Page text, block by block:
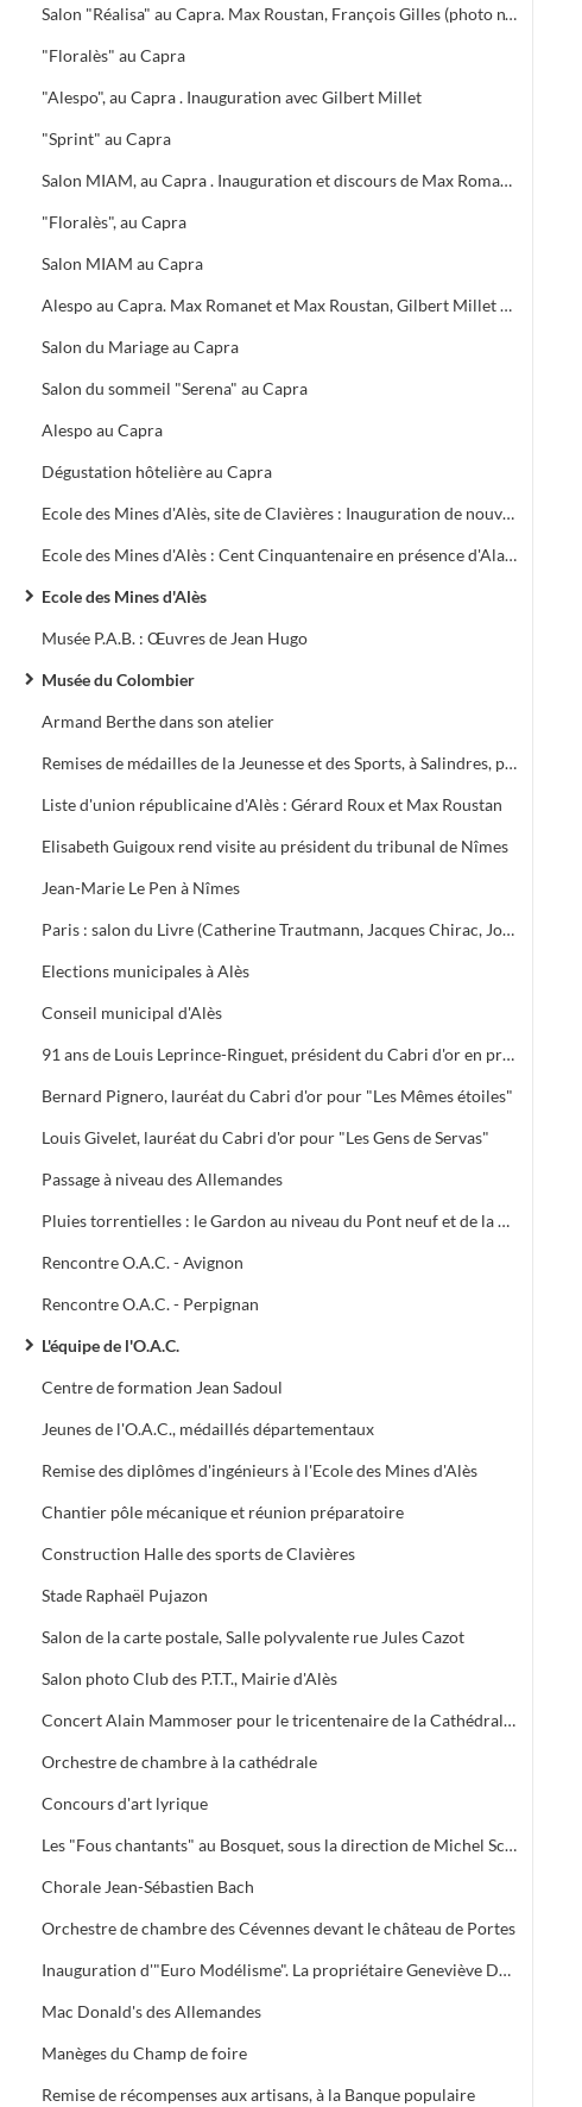
Salon "Réalisa" au Capra. Max Roustan, François Gilles (photo n° 16). Stand Cévennes Magazine
"Floralès" au Capra
"Alespo", au Capra . Inauguration avec Gilbert Millet
"Sprint" au Capra
Salon MIAM, au Capra . Inauguration et discours de Max Romanet
"Floralès", au Capra
Salon MIAM au Capra
Alespo au Capra. Max Romanet et Max Roustan, Gilbert Millet et Roger Roucaute
Salon du Mariage au Capra
Salon du sommeil "Serena" au Capra
Alespo au Capra
Dégustation hôtelière au Capra
Ecole des Mines d'Alès, site de Clavières : Inauguration de nouveaux bâtiments avec le Ministre de l'Industrie José Rossi
Ecole des Mines d'Alès : Cent Cinquantenaire en présence d'Alain Madelin, Ministre de l'Industrie
Ecole des Mines d'Alès
Musée P.A.B. : Œuvres de Jean Hugo
Musée du Colombier
Armand Berthe dans son atelier
Remises de médailles de la Jeunesse et des Sports, à Salindres, par Michèle Alliot-Marie, Ministre, en présence de Madame Robert, Maire
Liste d'union républicaine d'Alès : Gérard Roux et Max Roustan
Elisabeth Guigoux rend visite au président du tribunal de Nîmes
Jean-Marie Le Pen à Nîmes
Paris : salon du Livre (Catherine Trautmann, Jacques Chirac, Jorge Sampaïo)
Elections municipales à Alès
Conseil municipal d'Alès
91 ans de Louis Leprince-Ringuet, président du Cabri d'or en présence de Michel Del Castillo, Raymond Castan, Max Romanet
Bernard Pignero, lauréat du Cabri d'or pour "Les Mêmes étoiles"
Louis Givelet, lauréat du Cabri d'or pour "Les Gens de Servas"
Passage à niveau des Allemandes
Pluies torrentielles : le Gardon au niveau du Pont neuf et de la Clinique Bonnefon
Rencontre O.A.C. - Avignon
Rencontre O.A.C. - Perpignan
L'équipe de l'O.A.C.
Centre de formation Jean Sadoul
Jeunes de l'O.A.C., médaillés départementaux
Remise des diplômes d'ingénieurs à l'Ecole des Mines d'Alès
Chantier pôle mécanique et réunion préparatoire
Construction Halle des sports de Clavières
Stade Raphaël Pujazon
Salon de la carte postale, Salle polyvalente rue Jules Cazot
Salon photo Club des P.T.T., Mairie d'Alès
Concert Alain Mammoser pour le tricentenaire de la Cathédrale Saint-Jean
Orchestre de chambre à la cathédrale
Concours d'art lyrique
Les "Fous chantants" au Bosquet, sous la direction de Michel Schwingrouber
Chorale Jean-Sébastien Bach
Orchestre de chambre des Cévennes devant le château de Portes
Inauguration d'"Euro Modélisme". La propriétaire Geneviève Dumas en présence de son fils Julien
Mac Donald's des Allemandes
Manèges du Champ de foire
Remise de récompenses aux artisans, à la Banque populaire